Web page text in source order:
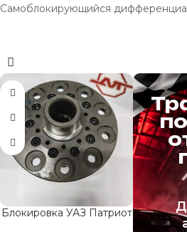
Самоблокирующийся
Блокировка УАЗ Патриот